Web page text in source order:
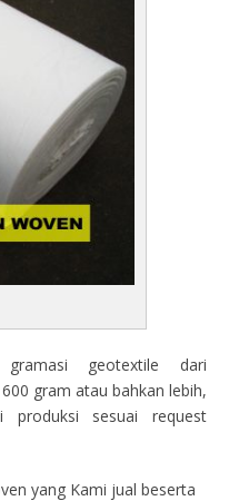
gramasi geotextile dari
gram atau bahkan lebih,
produksi sesuai request
yang Kami jual beserta